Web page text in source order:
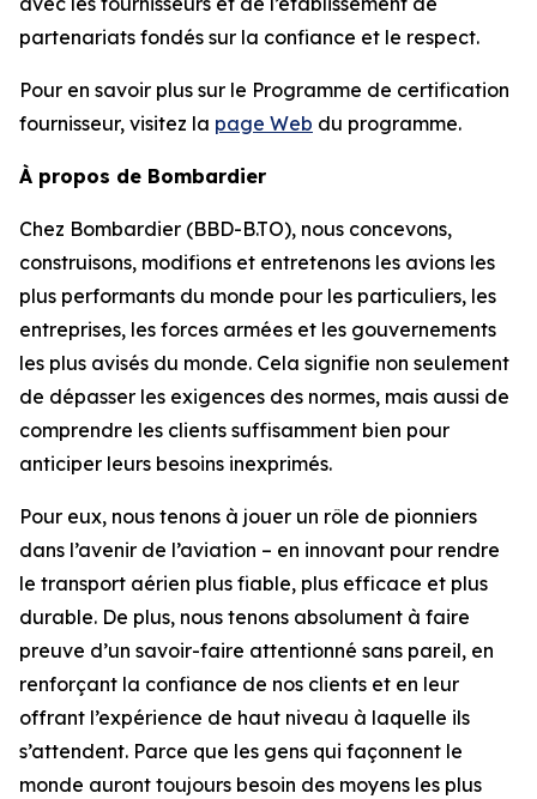
partenariats fondés sur la confiance et le respect.
Pour en savoir plus sur le Programme de certification
fournisseur, visitez la page Web du programme.
À propos de Bombardier
Chez Bombardier (BBD-B.TO), nous concevons,
construisons, modifions et entretenons les avions les
plus performants du monde pour les particuliers, les
entreprises, les forces armées et les gouvernements
les plus avisés du monde. Cela signifie non seulement
de dépasser les exigences des normes, mais aussi de
comprendre les clients suffisamment bien pour
anticiper leurs besoins inexprimés.
Pour eux, nous tenons à jouer un rôle de pionniers
dans l’avenir de l’aviation – en innovant pour rendre
le transport aérien plus fiable, plus efficace et plus
durable. De plus, nous tenons absolument à faire
preuve d’un savoir-faire attentionné sans pareil, en
renforçant la confiance de nos clients et en leur
offrant l’expérience de haut niveau à laquelle ils
s’attendent. Parce que les gens qui façonnent le
monde auront toujours besoin des moyens les plus